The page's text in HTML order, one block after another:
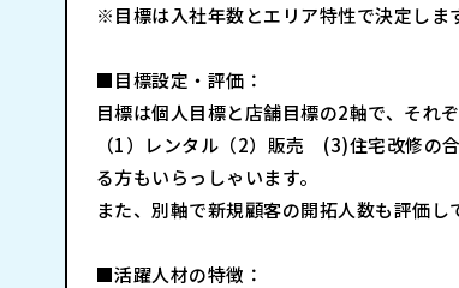
※目標は入社年数とエリア特性で決定しま
■目標設定・評価：
目標は個人目標と店舗目標の2軸で、それ
（1）レンタル（2）販売 (3)住宅改修の
る方もいらっしゃいます。
また、別軸で新規顧客の開拓人数も評価し
■活躍人材の特徴：